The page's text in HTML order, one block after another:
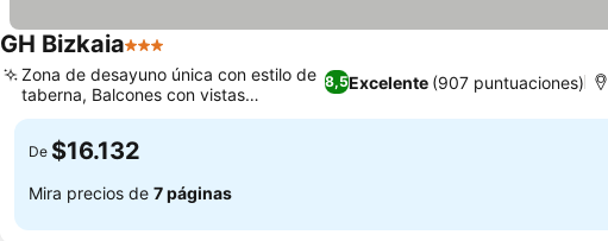
GH Bizkaia3 Estrellas
8,5Excelente (907 puntuaciones)
Zona de desayuno única con estilo de
taberna, Balcones con vistas
panorámicas
De $16.132
Mira precios de 7 páginas